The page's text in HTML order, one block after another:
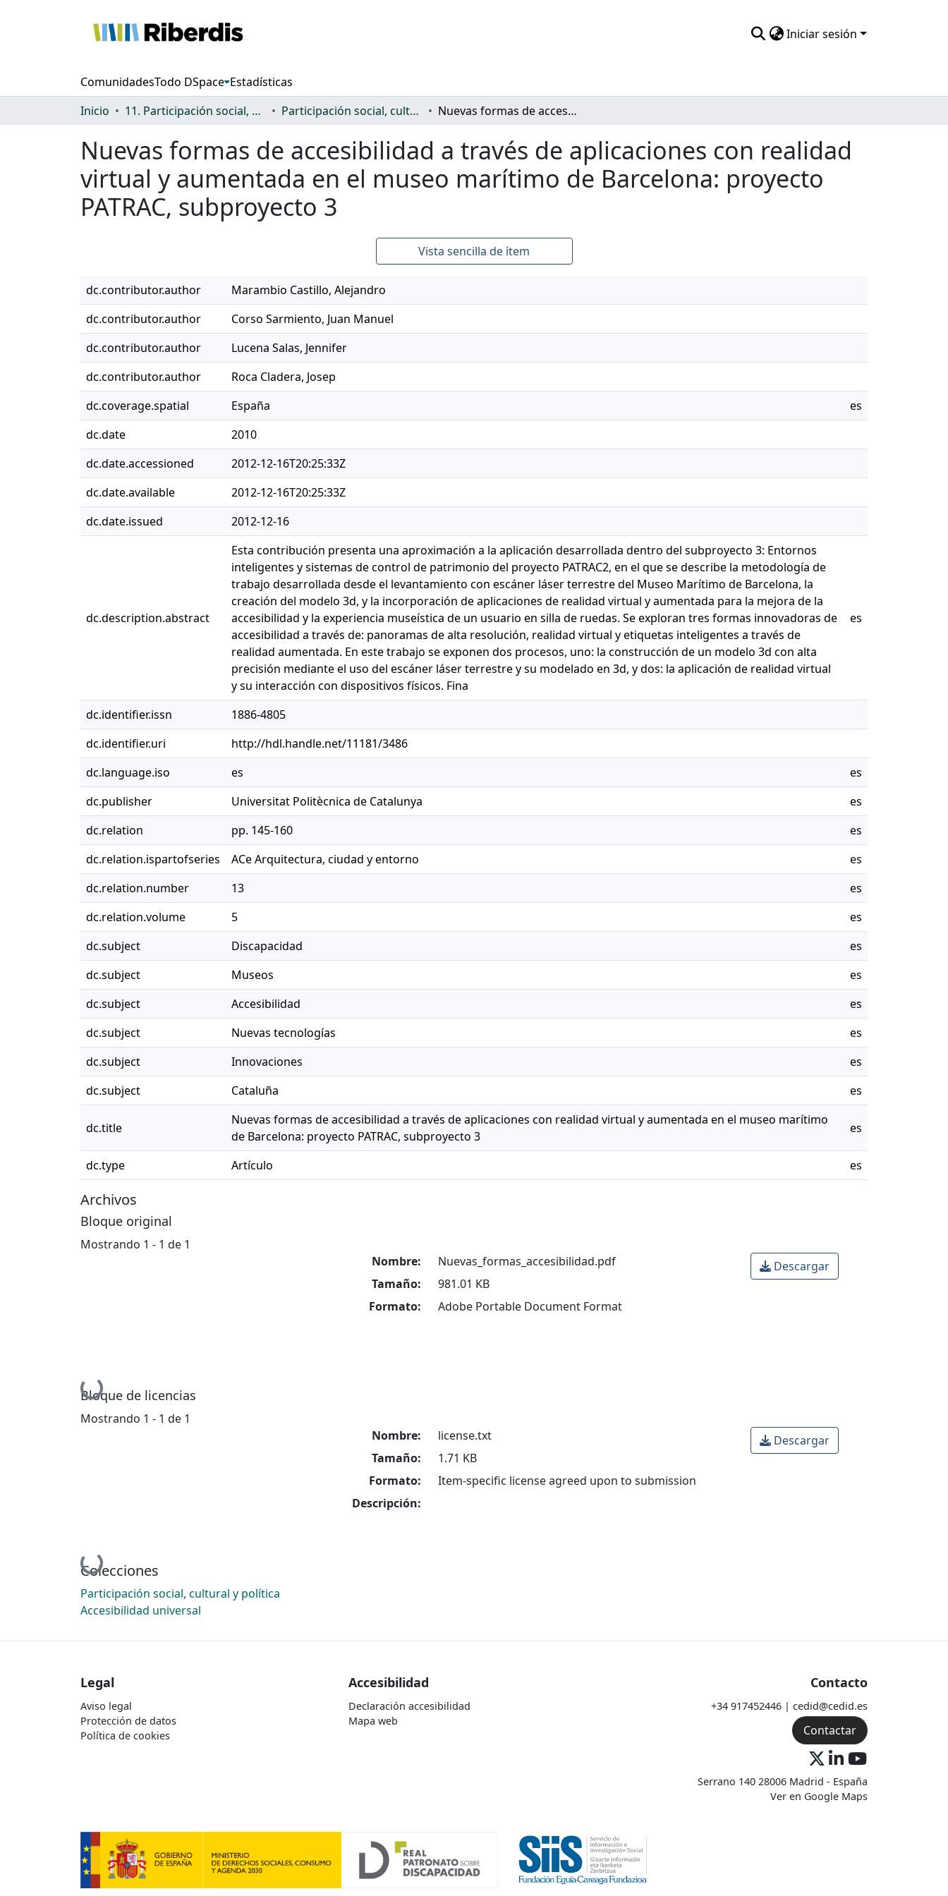
Iniciar sesión
ComunidadesTodo DSpace Estadísticas
Inicio
11. Participación social, cultural y política Participación social, cultural y política Nuevas formas de accesibilidad a través de aplicaciones con realidad virtual y aumentada en el museo marítimo de Barcelona: proyecto PATRAC, subproyecto 3
Nuevas formas de accesibilidad a través de aplicaciones con realidad
virtual y aumentada en el museo marítimo de Barcelona: proyecto
PATRAC, subproyecto 3
Vista sencilla de ítem
dc.contributor.author
Marambio Castillo, Alejandro
dc.contributor.author
Corso Sarmiento, Juan Manuel
dc.contributor.author
Lucena Salas, Jennifer
dc.contributor.author
Roca Cladera, Josep
dc.coverage.spatial
España
es
dc.date
2010
dc.date.accessioned
2012-12-16T20:25:33Z
dc.date.available
2012-12-16T20:25:33Z
dc.date.issued
2012-12-16
dc.description.abstract
Esta contribución presenta una aproximación a la aplicación desarrollada dentro del subproyecto 3: Entornos
inteligentes y sistemas de control de patrimonio del proyecto PATRAC2, en el que se describe la metodología de
trabajo desarrollada desde el levantamiento con escáner láser terrestre del Museo Marítimo de Barcelona, la
creación del modelo 3d, y la incorporación de aplicaciones de realidad virtual y aumentada para la mejora de la
accesibilidad y la experiencia museística de un usuario en silla de ruedas. Se exploran tres formas innovadoras de
accesibilidad a través de: panoramas de alta resolución, realidad virtual y etiquetas inteligentes a través de
realidad aumentada. En este trabajo se exponen dos procesos, uno: la construcción de un modelo 3d con alta
precisión mediante el uso del escáner láser terrestre y su modelado en 3d, y dos: la aplicación de realidad virtual
y su interacción con dispositivos físicos. Fina
es
dc.identifier.issn
1886-4805
dc.identifier.uri
http://hdl.handle.net/11181/3486
dc.language.iso
es
es
dc.publisher
Universitat Politècnica de Catalunya
es
dc.relation
pp. 145-160
es
dc.relation.ispartofseries
ACe Arquitectura, ciudad y entorno
es
dc.relation.number
13
es
dc.relation.volume
5
es
dc.subject
Discapacidad
es
dc.subject
Museos
es
dc.subject
Accesibilidad
es
dc.subject
Nuevas tecnologías
es
dc.subject
Innovaciones
es
dc.subject
Cataluña es
dc.title
Nuevas formas de accesibilidad a través de aplicaciones con realidad virtual y aumentada en el museo marítimo
de Barcelona: proyecto PATRAC, subproyecto 3
es
dc.type Artículo es
Archivos
Bloque original
Mostrando 1 - 1 de 1
Cargando...
Nombre:
Nuevas_formas_accesibilidad.pdf
Tamaño:
981.01 KB
Formato:
Adobe Portable Document Format
Descargar
Bloque de licencias
Mostrando 1 - 1 de 1
Cargando...
Nombre:
license.txt
Tamaño:
1.71 KB
Formato:
Item-specific license agreed upon to submission
Descripción:
Descargar
Colecciones
Participación social, cultural y política
Accesibilidad universal
Legal
Aviso legal
Protección de datos
Política de cookies
Accesibilidad
Declaración accesibilidad
Mapa web
Contacto
+34 917452446 | cedid@cedid.es
Contactar
Serrano 140 28006 Madrid - España
Ver en Google Maps